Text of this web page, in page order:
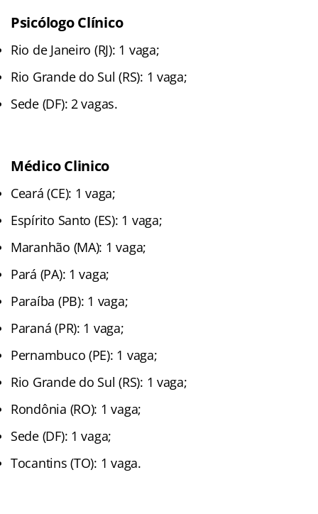
Psicólogo Clínico
Rio de Janeiro (RJ): 1 vaga;
Rio Grande do Sul (RS): 1 vaga;
Sede (DF): 2 vagas.
Médico Clinico
Ceará (CE): 1 vaga;
Espírito Santo (ES): 1 vaga;
Maranhão (MA): 1 vaga;
Pará (PA): 1 vaga;
Paraíba (PB): 1 vaga;
Paraná (PR): 1 vaga;
Pernambuco (PE): 1 vaga;
Rio Grande do Sul (RS): 1 vaga;
Rondônia (RO): 1 vaga;
Sede (DF): 1 vaga;
Tocantins (TO): 1 vaga.